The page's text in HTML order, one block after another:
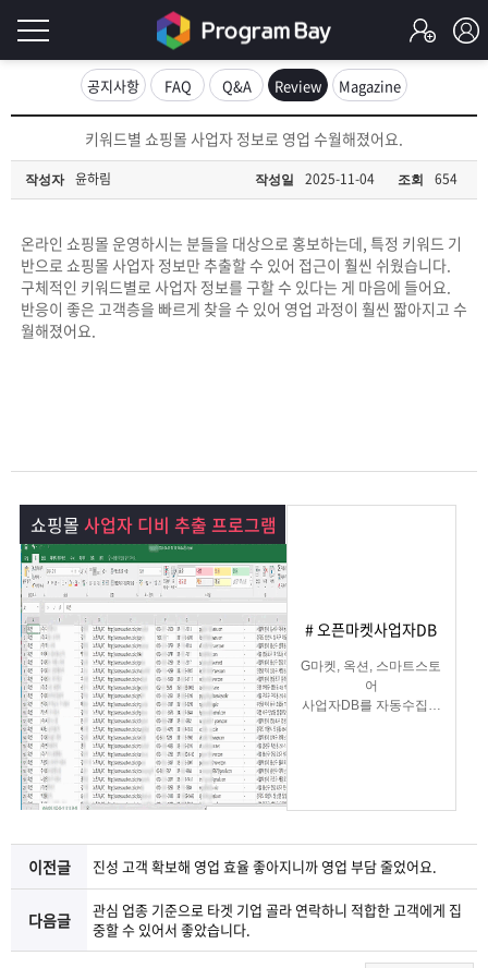
그
인
필
요
합
로
인
Q&A
프
베
이
는?
램
구
매
프
로
그
램
춤
상
품
문
의
고
객
센
터
마
이
페
이
지
파
트
너
공지사항 FAQ Q&A Review Magazine
키워드별 쇼핑몰 사업자 정보로 영업 수월해졌어요.
작성자 윤하림 작성일 2025-11-04 조회 654
온라인 쇼핑몰 운영하시는 분들을 대상으로 홍보하는데, 특정 키워드 기
반으로 쇼핑몰 사업자 정보만 추출할 수 있어 접근이 훨씬 쉬웠습니다.
구체적인 키워드별로 사업자 정보를 구할 수 있다는 게 마음에 들어요.
반응이 좋은 고객층을 빠르게 찾을 수 있어 영업 과정이 훨씬 짧아지고 수
월해졌어요.
쇼핑몰 사업자 디비 추출 프로그램
# 오픈마켓사업자DB
G마켓, 옥션, 스마트스토
어
사업자DB를 자동수집해
이전글 진성 고객 확보해 영업 효율 좋아지니까 영업 부담 줄었어요.
다음글
관심 업종 기준으로 타겟 기업 골라 연락하니 적합한 고객에게 집
중할 수 있어서 좋았습니다.